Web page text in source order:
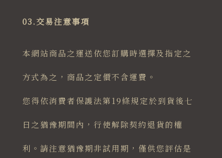
03.交易注意事項
本網站商品之運送依您訂購時選擇及指定之
方式為之，商品之定價不含運費。
您得依消費者保護法第19條規定於到貨後七
日之猶豫期間內，行使解除契約退貨的權
利。請注意猶豫期非試用期，僅供您評估是